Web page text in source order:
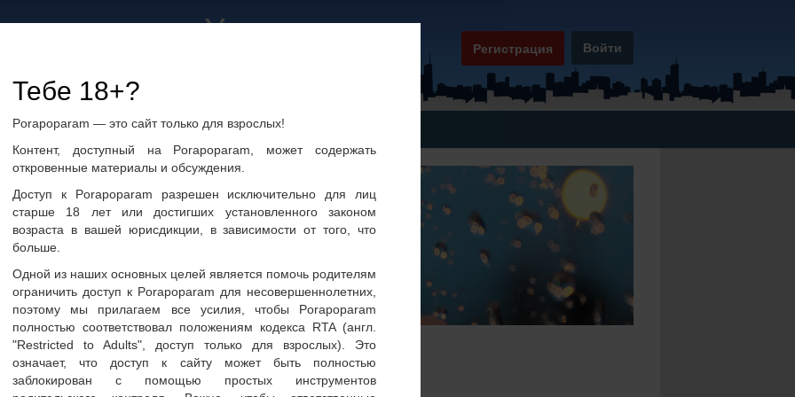
Тебе 18+?
Porapoparam — это сайт только для взрослых!
Контент, доступный на Porapoparam, может содержать
откровенные материалы и обсуждения.
Доступ к Porapoparam разрешен исключительно для лиц
старше 18 лет или достигших установленного законом
возраста в вашей юрисдикции, в зависимости от того, что
больше.
Одной из наших основных целей является помочь родителям
ограничить доступ к Porapoparam для несовершеннолетних,
поэтому мы прилагаем все усилия, чтобы Porapoparam
полностью соответствовал положениям кодекса RTA (англ.
"Restricted to Adults", доступ только для взрослых). Это
означает, что доступ к сайту может быть полностью
заблокирован с помощью простых инструментов
не только в Украине
Регистрация Войти
Группы по интересам Фото пользователей
сообщение